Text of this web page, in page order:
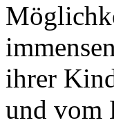
ihrer
und vom